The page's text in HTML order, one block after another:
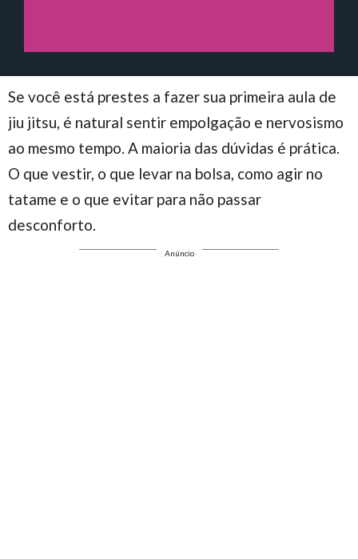
Se você está prestes a fazer sua primeira aula de
jiu jitsu, é natural sentir empolgação e nervosismo
ao mesmo tempo. A maioria das dúvidas é prática.
O que vestir, o que levar na bolsa, como agir no
tatame e o que evitar para não passar
desconforto.
Anúncio